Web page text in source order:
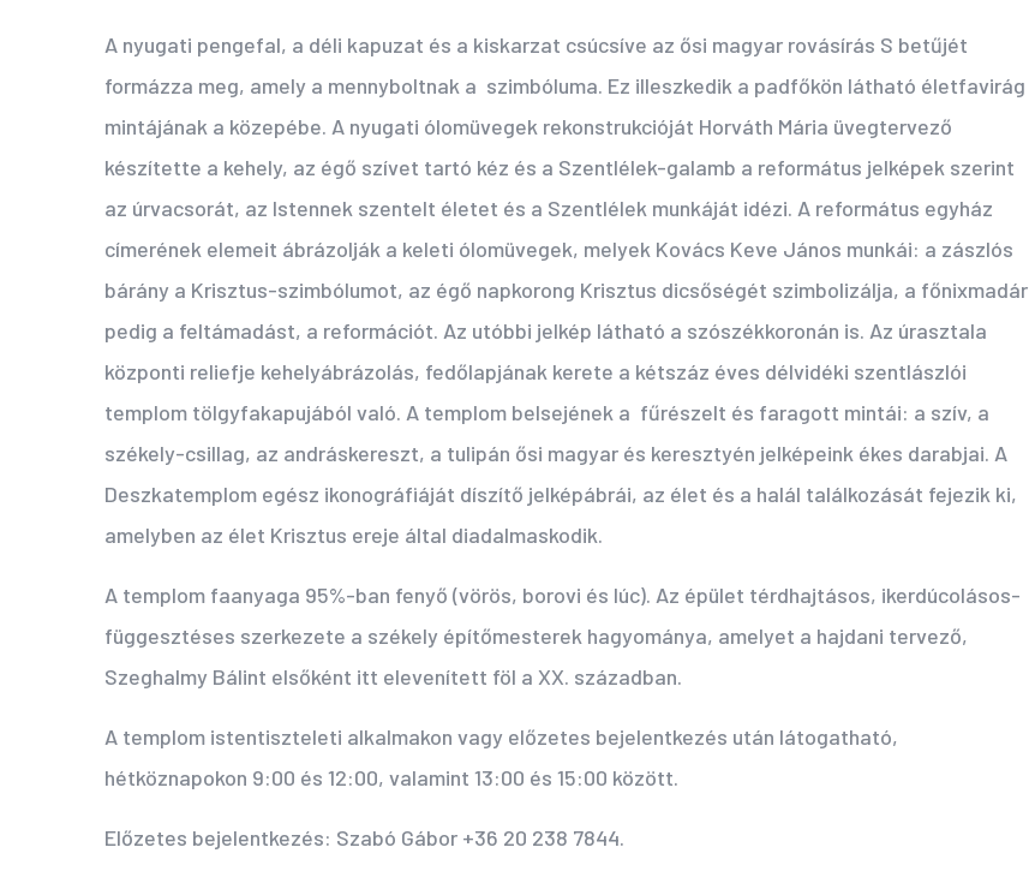
A nyugati pengefal, a déli kapuzat és a kiskarzat csúcsíve az ősi magyar rovásírás S betűjét
formázza meg, amely a mennyboltnak a szimbóluma. Ez illeszkedik a padfőkön látható életfavirág
mintájának a közepébe. A nyugati ólomüvegek rekonstrukcióját Horváth Mária üvegtervező
készítette a kehely, az égő szívet tartó kéz és a Szentlélek-galamb a református jelképek szerint
az úrvacsorát, az Istennek szentelt életet és a Szentlélek munkáját idézi. A református egyház
címerének elemeit ábrázolják a keleti ólomüvegek, melyek Kovács Keve János munkái: a zászlós
bárány a Krisztus-szimbólumot, az égő napkorong Krisztus dicsőségét szimbolizálja, a főnixmadár
pedig a feltámadást, a reformációt. Az utóbbi jelkép látható a szószékkoronán is. Az úrasztala
központi reliefje kehelyábrázolás, fedőlapjának kerete a kétszáz éves délvidéki szentlászlói
templom tölgyfakapujából való. A templom belsejének a fűrészelt és faragott mintái: a szív, a
székely-csillag, az andráskereszt, a tulipán ősi magyar és keresztyén jelképeink ékes darabjai. A
Deszkatemplom egész ikonográfiáját díszítő jelképábrái, az élet és a halál találkozását fejezik ki,
amelyben az élet Krisztus ereje által diadalmaskodik.
A templom faanyaga 95%-ban fenyő (vörös, borovi és lúc). Az épület térdhajtásos, ikerdúcolásos-
függesztéses szerkezete a székely építőmesterek hagyománya, amelyet a hajdani tervező,
Szeghalmy Bálint elsőként itt elevenített föl a XX. században.
A templom istentiszteleti alkalmakon vagy előzetes bejelentkezés után látogatható,
hétköznapokon 9:00 és 12:00, valamint 13:00 és 15:00 között.
Előzetes bejelentkezés: Szabó Gábor +36 20 238 7844.